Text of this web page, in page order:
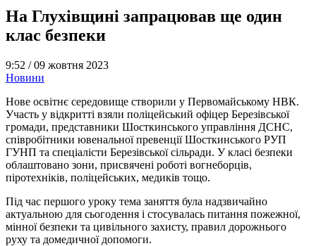
На Глухівщині запрацював ще один
клас безпеки
9:52 /09 жовтня 2023
Новини
Нове освітнє середовище створили у Первомайському НВК.
Участь у відкритті взяли поліцейський офіцер Березівської
громади, представники Шосткинського управління ДСНС,
співробітники ювенальної превенції Шосткинського РУП
ГУНП та спеціалісти Березівської сільради. У класі безпеки
облаштовано зони, присвячені роботі вогнеборців,
піротехніків, поліцейських, медиків тощо.
Під час першого уроку тема заняття була надзвичайно
актуальною для сьогодення і стосувалась питання пожежної,
мінної безпеки та цивільного захисту, правил дорожнього
руху та домедичної допомоги.